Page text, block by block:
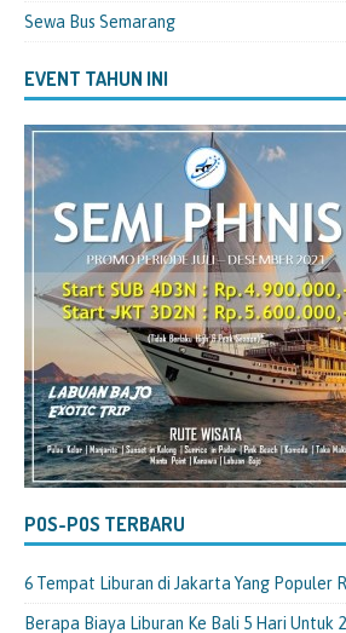
Sewa Bus Semarang
EVENT TAHUN INI
POS-POS TERBARU
6 Tempat Liburan di Jakarta Yang Populer
Berapa Biaya Liburan Ke Bali 5 Hari Untuk